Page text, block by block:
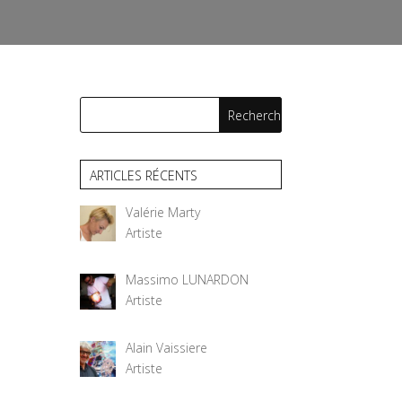
ARTICLES RÉCENTS
Valérie Marty
Artiste
Massimo LUNARDON
Artiste
Alain Vaissiere
Artiste